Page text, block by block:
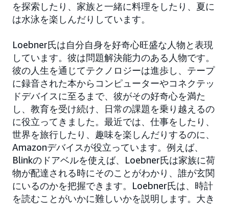
を探索したり、家族と一緒に料理をしたり、夏に
は水泳を楽しんだりしています。
Loebner氏は自分自身を好奇心旺盛な人物と表現
しています。彼は問題解決能力のある人物です。
彼の人生を通じてテクノロジーは進歩し、テープ
に録音された本からコンピューターやコネクテッ
ドデバイスに至るまで、彼がその好奇心を満た
し、教育を受け続け、日常の課題を乗り越えるの
に役立ってきました。最近では、仕事をしたり、
世界を旅行したり、趣味を楽しんだりするのに、
Amazonデバイスが役立っています。例えば、
Blinkのドアベルを使えば、Loebner氏は家族に荷
物が配達される時にそのことがわかり、誰が玄関
にいるのかを把握できます。Loebner氏は、時計
を読むことがいかに難しいかを説明します。大き